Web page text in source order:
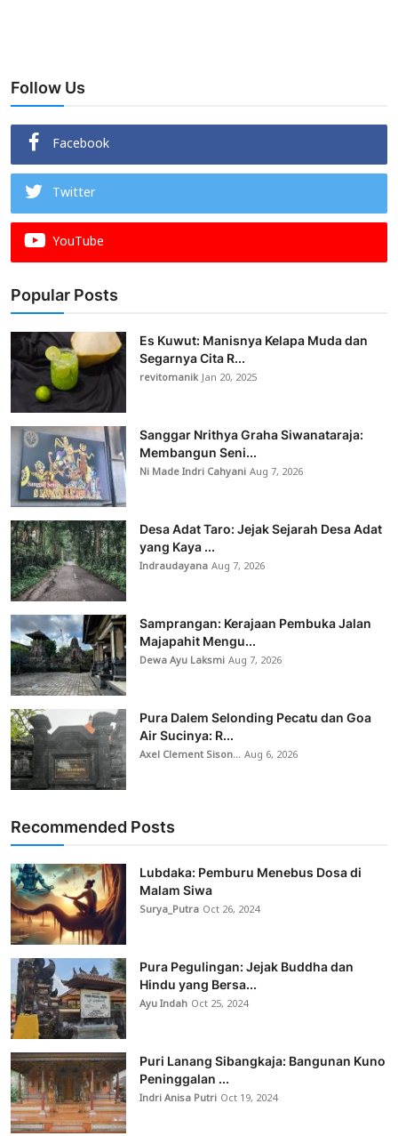
Follow Us
Facebook
Twitter
YouTube
Popular Posts
Es Kuwut: Manisnya Kelapa Muda dan
Segarnya Cita R...
revitomanikJan 20, 2025
Sanggar Nrithya Graha Siwanataraja:
Membangun Seni...
Ni Made Indri CahyaniAug 7, 2026
Desa Adat Taro: Jejak Sejarah Desa Adat
yang Kaya ...
IndraudayanaAug 7, 2026
Samprangan: Kerajaan Pembuka Jalan
Majapahit Mengu...
Dewa Ayu LaksmiAug 7, 2026
Pura Dalem Selonding Pecatu dan Goa
Air Sucinya: R...
Axel Clement Sison...Aug 6, 2026
Recommended Posts
Lubdaka: Pemburu Menebus Dosa di
Malam Siwa
Surya_Putra Oct 26, 2024
Pura Pegulingan: Jejak Buddha dan
Hindu yang Bersa...
Ayu Indah Oct 25, 2024
Puri Lanang Sibangkaja: Bangunan Kuno
Peninggalan ...
Indri Anisa Putri Oct 19, 2024